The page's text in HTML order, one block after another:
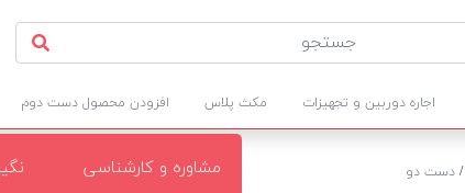
اجاره دوربین و تجهیزات مکث پلاس افزودن محصول دست دوم
/ دست دو مشاوره و کارشناسی